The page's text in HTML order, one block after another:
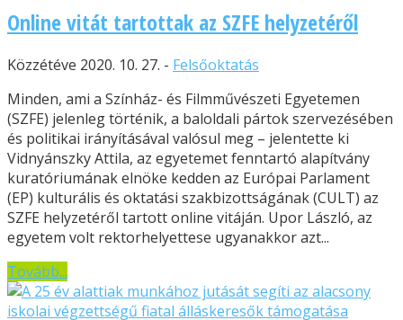
Online vitát tartottak az SZFE helyzetéről
Közzétéve 2020. 10. 27. - Felsőoktatás
Minden, ami a Színház- és Filmművészeti Egyetemen
(SZFE) jelenleg történik, a baloldali pártok szervezésében
és politikai irányításával valósul meg – jelentette ki
Vidnyánszky Attila, az egyetemet fenntartó alapítvány
kuratóriumának elnöke kedden az Európai Parlament
(EP) kulturális és oktatási szakbizottságának (CULT) az
SZFE helyzetéről tartott online vitáján. Upor László, az
egyetem volt rektorhelyettese ugyanakkor azt...
Tovább...